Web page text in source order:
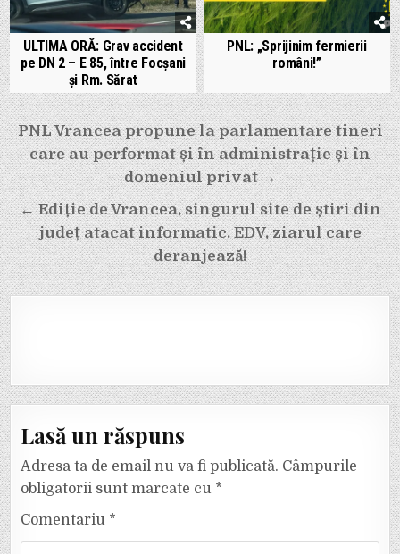
ULTIMA ORĂ: Grav accident
pe DN 2 – E 85, între Focșani
și Rm. Sărat
PNL: „Sprijinim fermierii
români!”
Navigare
în
articole
PNL Vrancea propune la parlamentare tineri
care au performat și în administrație și în
domeniul privat →
← Ediție de Vrancea, singurul site de știri din
județ atacat informatic. EDV, ziarul care
deranjează!
Lasă un răspuns
Adresa ta de email nu va fi publicată. Câmpurile
obligatorii sunt marcate cu *
Comentariu *